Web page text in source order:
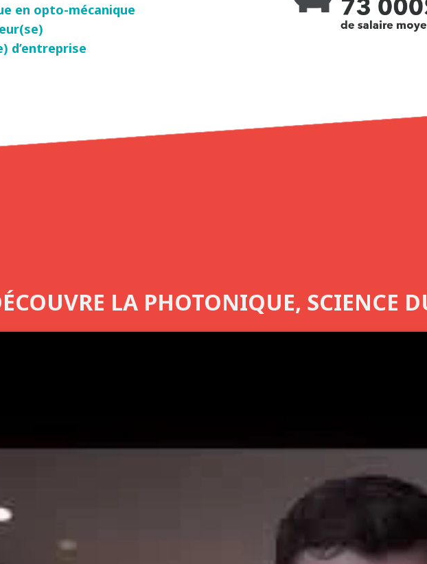
en opto-mécanique
d’entreprise
LA PHOTONIQUE, SCIENCE